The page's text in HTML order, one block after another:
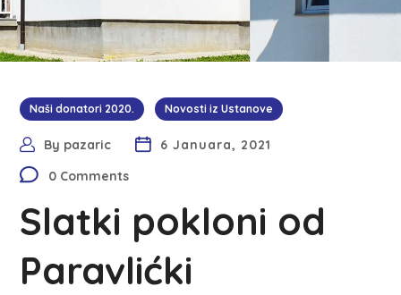
Naši donatori 2020. Novosti iz Ustanove
By pazaric
6 Januara, 2021
0 Comments
Slatki pokloni od
Paravlićki